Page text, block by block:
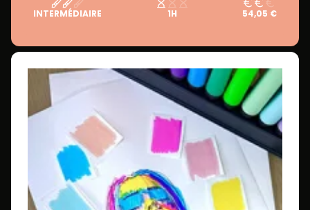
INTERMÉDIAIRE 1H 54,05 €